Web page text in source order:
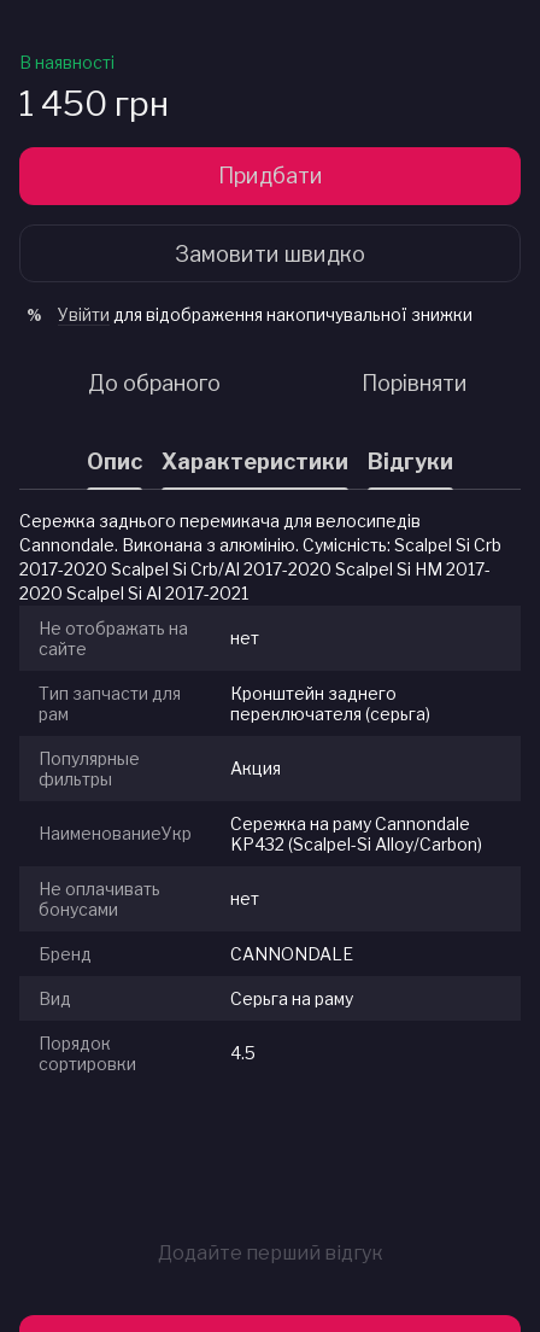
В наявності
1 450 грн
Придбати
Замовити швидко
% Увійти для відображення накопичувальної знижки
До обраного Порівняти
Опис Характеристики Відгуки
Сережка заднього перемикача для велосипедів
Cannondale. Виконана з алюмінію. Сумісність: Scalpel Si Crb
2017-2020 Scalpel Si Crb/Al 2017-2020 Scalpel Si HM 2017-
2020 Scalpel Si Al 2017-2021
Не отображать на
сайте
нет
Тип запчасти для
рам
Кронштейн заднего
переключателя (серьга)
Популярные
фильтры
Акция
НаименованиеУкр
Сережка на раму Cannondale
KP432 (Scalpel-Si Alloy/Carbon)
Не оплачивать
бонусами
нет
Бренд CANNONDALE
Вид Серьга на раму
Порядок
сортировки
4.5
Додайте перший відгук